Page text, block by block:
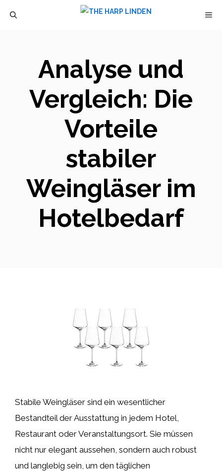
Analyse und
Vergleich: Die
Vorteile
stabiler
Weingläser im
Hotelbedarf
Stabile Weingläser sind ein wesentlicher
Bestandteil der Ausstattung in jedem Hotel,
Restaurant oder Veranstaltungsort. Sie müssen
nicht nur elegant aussehen, sondern auch robust
und langlebig sein, um den täglichen